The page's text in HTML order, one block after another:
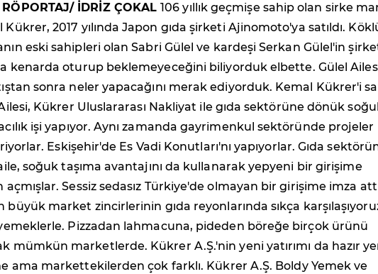
RÖPORTAJ/ İDRİZ ÇOKAL106 yıllık geçmişe sahip olan sirke
Kükrer, 2017 yılında Japon gıda şirketi Ajinomoto'ya satıldı.
eski sahipleri olan Sabri Gülel ve kardeşi Serkan Gülel'in
kenarda oturup beklemeyeceğini biliyorduk elbette. Gülel
sonra neler yapacağını merak ediyorduk. Kemal Kükrer'i
Kükrer Uluslararası Nakliyat ile gıda sektörüne dönük
işi yapıyor. Aynı zamanda gayrimenkul sektöründe projeler
Eskişehir'de Es Vadi Konutları'nı yapıyorlar. Gıda
soğuk taşıma avantajını da kullanarak yepyeni bir girişime
açmışlar. Sessiz sedasız Türkiye'de olmayan bir girişime imza
büyük market zincirlerinin gıda reyonlarında sıkça
yemeklerle. Pizzadan lahmacuna, pideden böreğe birçok ürünü
mümkün marketlerde. Kükrer A.Ş.'nin yeni yatırımı da hazır
ama markettekilerden çok farklı. Kükrer A.Ş. Boldy Yemek ve